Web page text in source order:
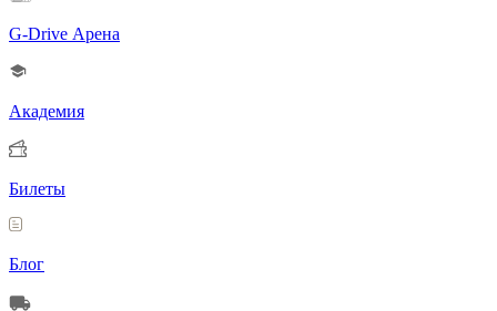
G-Drive Арена
Академия
Билеты
Блог